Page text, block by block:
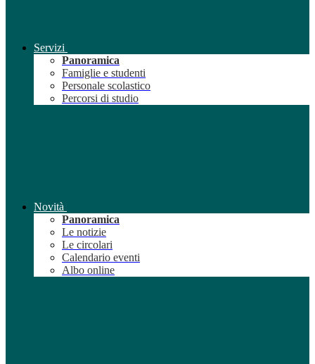
Servizi
Panoramica
Famiglie e studenti
Personale scolastico
Percorsi di studio
Novità
Panoramica
Le notizie
Le circolari
Calendario eventi
Albo online